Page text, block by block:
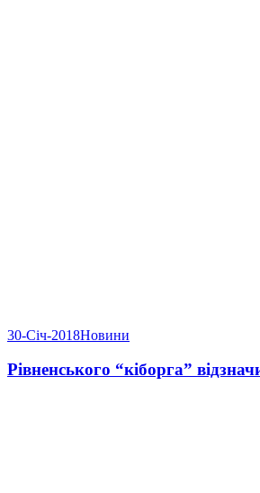
30-Січ-2018Новини
Рівненського “кіборга”